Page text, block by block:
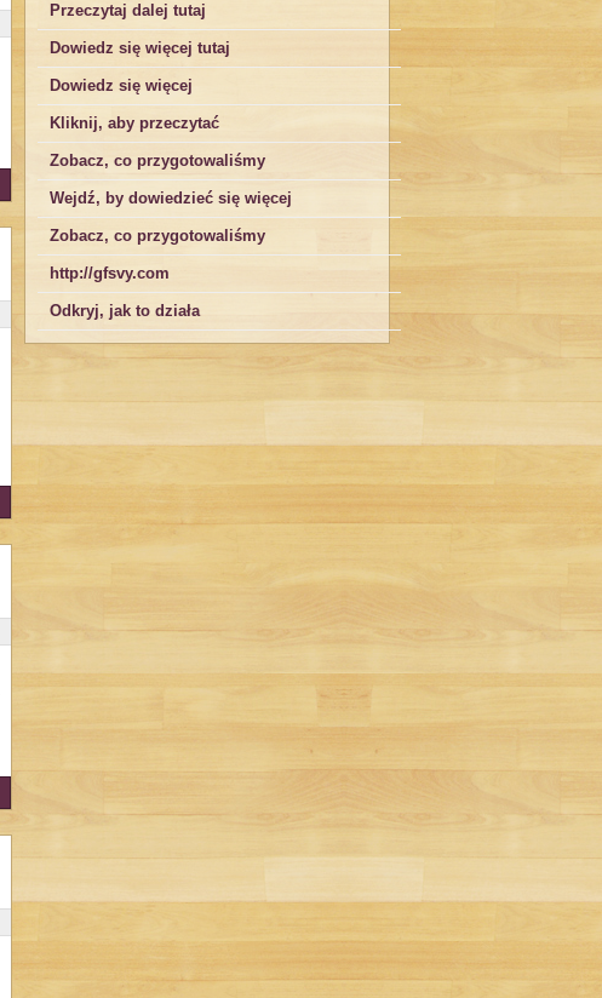
Przeczytaj dalej tutaj
Dowiedz się więcej tutaj
Dowiedz się więcej
Kliknij, aby przeczytać
Zobacz, co przygotowaliśmy
Wejdź, by dowiedzieć się więcej
Zobacz, co przygotowaliśmy
http://gfsvy.com
Odkryj, jak to działa